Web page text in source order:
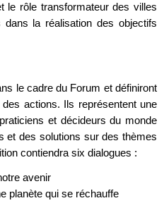
le rôle transformateur des villes
la réalisation des objectifs
le cadre du Forum et définiront
actions. Ils représentent une
et décideurs du monde
et des solutions sur des thèmes
contiendra six dialogues :
avenir
planète qui se réchauffe